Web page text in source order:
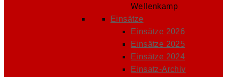
Wellenkamp
Einsätze
Einsätze 2026
Einsätze 2025
Einsätze 2024
Einsatz-Archiv